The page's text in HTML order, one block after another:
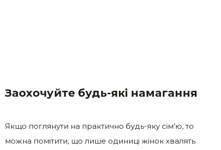
Заохочуйте будь-які намагання
Якщо поглянути на практично будь-яку сім’ю, то
можна помітити, що лише одиниці жінок хвалять